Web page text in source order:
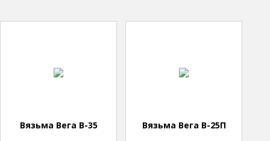
Вязьма Вега В-35 Вязьма Вега В-25П